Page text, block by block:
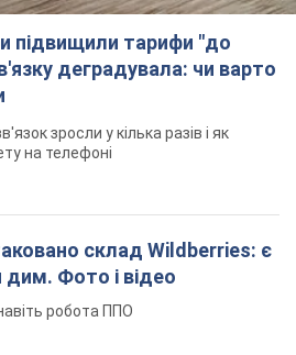
підвищили тарифи "до
деградувала: чи варто
зросли у кілька разів і як
на телефоні
склад Wildberries: є
дим. Фото і відео
робота ППО